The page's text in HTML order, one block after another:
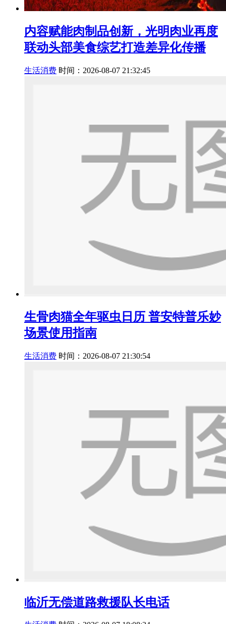
内容赋能肉制品创新，光明肉业再度
联动头部美食综艺打造差异化传播
生活消费 时间：2026-08-07 21:32:45
生骨肉猫全年驱虫日历 普安特普乐妙
场景使用指南
生活消费 时间：2026-08-07 21:30:54
临沂无偿道路救援队长电话